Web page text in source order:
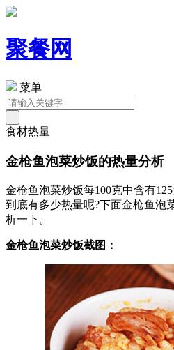
聚餐网
菜单
食材热量
金枪鱼泡菜炒饭的热量分析
金枪鱼泡菜炒饭每100克中含有
到底有多少热量呢?下面金枪鱼泡
析一下。
金枪鱼泡菜炒饭截图：